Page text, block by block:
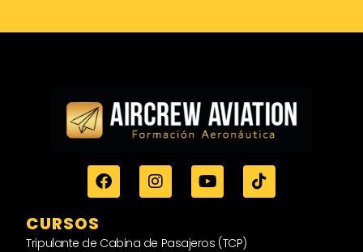
CURSOS
Tripulante de Cabina de Pasajeros (TCP)